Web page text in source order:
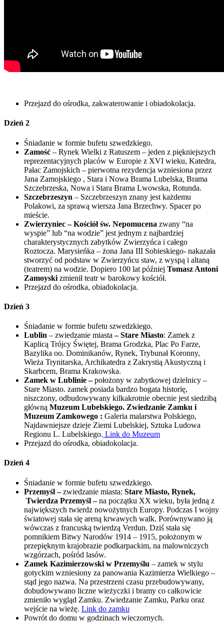
Przejazd do ośrodka, zakwaterowanie i obiadokolacja.
Dzień 2
Śniadanie w formie bufetu szwedzkiego.
Zamość – Rynek Wielki z Ratuszem – jeden z piękniejszych
reprezentacyjnych placów w Europie z XVI wieku, Katedra,
Pałac Zamojskich – pierwotna rezydencja wzniesiona przez
Jana Zamojskiego , Stara i Nowa Brama Lubelska, Brama
Szczebrzeska, Nowa i Stara Brama Lwowska, Rotunda.
Szczebrzeszyn – Szczebrzeszyn znany jest każdemu
Polakowi, za sprawą wiersza Jana Brzechwy. Spacer po
mieście.
Zwierzyniec – Kościół św. Nepomucena zwany “na
wyspie” lub “na wodzie” jest jednym z najbardziej
charakterystycznych zabytków Zwierzyńca i całego
Roztocza. Marysieńka – żona Jana III Sobieskiego- nakazała
stworzyć od podstaw w Zwierzyńcu staw, z wyspą i altaną
(teatrem) na wodzie. Dopiero 100 lat później Tomasz Antoni
Zamoyski zmienił teatr w barokowy kościół.
Przejazd do ośrodka, obiadokolacja.
Dzień 3
Śniadanie w formie bufetu szwedzkiego.
Lublin – zwiedzanie miasta – Stare Miasto: Zamek z
Kaplicą Trójcy Świętej, Brama Grodzka, Plac Po Farze,
Bazylika oo. Dominikanów, Rynek, Trybunał Koronny,
Wieża Trynitarska, Archikatedra z Zakrystią Akustyczną i
Skarbcem, Brama Krakowska.
Zamek w Lublinie –położony w zabytkowej dzielnicy –
Stare Miasto. zamek posiada bardzo bogata historię,
niszczony, odbudowywany kilkakrotnie obecnie jest siedzibą
główną Muzeum Lubelskiego. Zwiedzanie Zamku i
Muzeum Zamkowego : Galeria malarstwa Polskiego,
Najdawniejsze dzieje Ziemi Lubelskiej, Sztuka Ludowa
Regionu L. Lubelskiego. Link do Muzeum
Przejazd do ośrodka, obiadokolacja.
Dzień 4
Śniadanie w formie bufetu szwedzkiego.
Przemyśl –zwiedzanie miasta: Stare Miasto, Rynek,
Twierdza Przemyśl –na początku XX wieku, była jedną z
największych twierdz nowożytnych Europy. Podczas I wojny
światowej stała się areną krwawych walk. Porównywano ją
wówczas z francuską twierdzą Verdun. Dziś stała się
pomnikiem Bitwy Narodów 1914 – 1915, położonym w
przepięknym krajobrazie podkarpackim, na malowniczych
wzgórzach, pośród lasów.
Zamek Kazimierzowski w Przemyślu – zamek w stylu
gotyckim wzniesiony za panowania Kazimierza Wielkiego –
stąd jego nazwa. Na przestrzeni czasu przebudowywany,
dobudowywano liczne wieżyczki i bramy co całkowicie
zmieniło wygląd Zamku. Zwiedzanie Zamku, Parku oraz
wejście na wieżę. Link do zamku
Powrót do domu w godzinach wieczornych.